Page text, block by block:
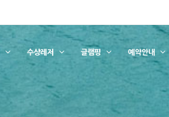
수상레저 글램핑 예약안내